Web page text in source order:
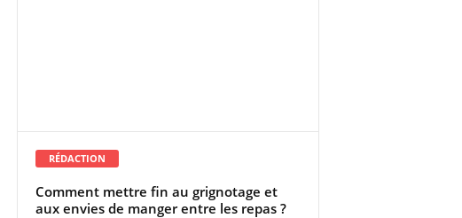
RÉDACTION
Comment mettre fin au grignotage et
aux envies de manger entre les repas ?